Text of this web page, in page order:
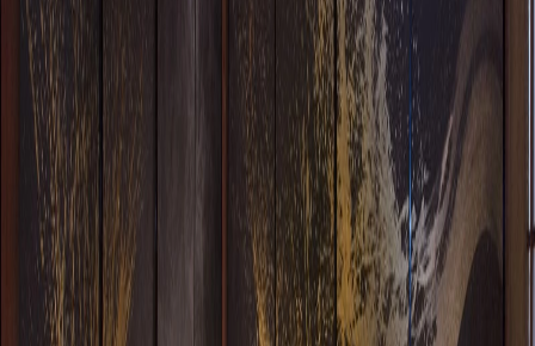
退色する恐れがございます。 手づくりのため商品ごと
に多少色や柄の具合・形状が異なる場合がございま
す。 Prolonged exposure to direct sunlight may cause
discoloration or fading. As each item is handmade, slight
variations in color, pattern, and shape may occur between
products. ※掲載商品の仕様、価格は予告なく変更する
場合がありますのでご了承ください。 ※糊付けや裁断
後の商品の交換や返品はいかなる場合にもお受けでき
ません。 ※追加の商品の場合はロットや加工により多
少異なる場合がございます。
関連リンク
公式カタログ